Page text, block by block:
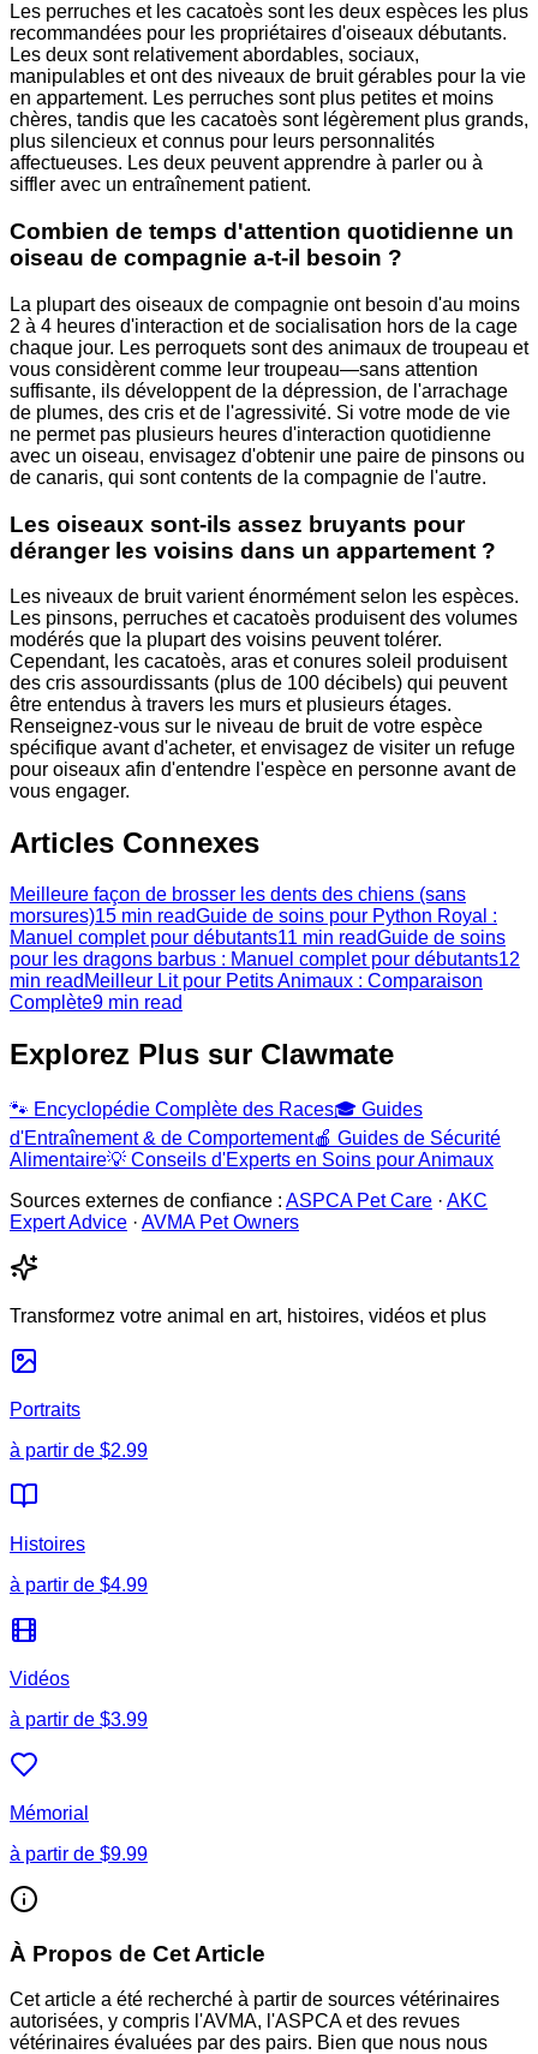
Les perruches et les cacatoès sont les deux espèces les plus
recommandées pour les propriétaires d'oiseaux débutants.
Les deux sont relativement abordables, sociaux,
manipulables et ont des niveaux de bruit gérables pour la vie
en appartement. Les perruches sont plus petites et moins
chères, tandis que les cacatoès sont légèrement plus grands,
plus silencieux et connus pour leurs personnalités
affectueuses. Les deux peuvent apprendre à parler ou à
siffler avec un entraînement patient.
Combien de temps d'attention quotidienne un
oiseau de compagnie a-t-il besoin ?
La plupart des oiseaux de compagnie ont besoin d'au moins
2 à 4 heures d'interaction et de socialisation hors de la cage
chaque jour. Les perroquets sont des animaux de troupeau et
vous considèrent comme leur troupeau—sans attention
suffisante, ils développent de la dépression, de l'arrachage
de plumes, des cris et de l'agressivité. Si votre mode de vie
ne permet pas plusieurs heures d'interaction quotidienne
avec un oiseau, envisagez d'obtenir une paire de pinsons ou
de canaris, qui sont contents de la compagnie de l'autre.
Les oiseaux sont-ils assez bruyants pour
déranger les voisins dans un appartement ?
Les niveaux de bruit varient énormément selon les espèces.
Les pinsons, perruches et cacatoès produisent des volumes
modérés que la plupart des voisins peuvent tolérer.
Cependant, les cacatoès, aras et conures soleil produisent
des cris assourdissants (plus de 100 décibels) qui peuvent
être entendus à travers les murs et plusieurs étages.
Renseignez-vous sur le niveau de bruit de votre espèce
spécifique avant d'acheter, et envisagez de visiter un refuge
pour oiseaux afin d'entendre l'espèce en personne avant de
vous engager.
Articles Connexes
Meilleure façon de brosser les dents des chiens (sans
morsures)15 min readGuide de soins pour Python Royal :
Manuel complet pour débutants11 min readGuide de soins
pour les dragons barbus : Manuel complet pour débutants12
min read Meilleur Lit pour Petits Animaux : Comparaison
Complète9 min read
Explorez Plus sur Clawmate
🐾 Encyclopédie Complète des Races🎓 Guides
d'Entraînement & de Comportement🍎 Guides de Sécurité
Alimentaire💡 Conseils d'Experts en Soins pour Animaux
Sources externes de confiance : ASPCA Pet Care · AKC
Expert Advice · AVMA Pet Owners
Transformez votre animal en art, histoires, vidéos et plus
Portraits
à partir de $2.99
Histoires
à partir de $4.99
Vidéos
à partir de $3.99
Mémorial
à partir de $9.99
À Propos de Cet Article
Cet article a été recherché à partir de sources vétérinaires
autorisées, y compris l'AVMA, l'ASPCA et des revues
vétérinaires évaluées par des pairs. Bien que nous nous